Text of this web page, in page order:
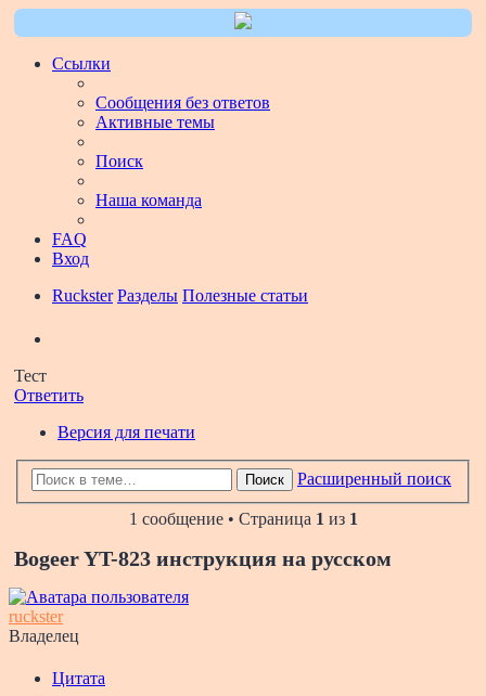
Ссылки
Сообщения без ответов
Активные темы
Поиск
Наша команда
FAQ
Вход
Ruckster Разделы Полезные статьи
Тест
Ответить
Версия для печати
Поиск Расширенный поиск
1 сообщение • Страница 1 из 1
Bogeer YT-823 инструкция на русском
ruckster
Владелец
Цитата